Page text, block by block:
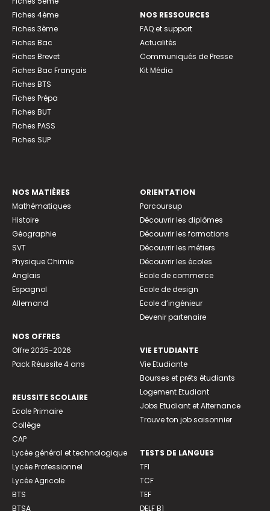
Fiches 4ème
Fiches 3ème
Fiches Bac
Fiches Brevet
Fiches Bac Français
Fiches BTS
Fiches Prépa
Fiches BUT
Fiches PASS
Fiches SUP
NOS RESSOURCES
FAQ et support
Actualités
Communiqués de Presse
Kit Média
NOS MATIÈRES
Mathématiques
Histoire
Géographie
SVT
Physique Chimie
Anglais
Espagnol
Allemand
NOS OFFRES
Offre 2025-2026
Pack Réussite 4 ans
REUSSITE SCOLAIRE
Ecole Primaire
Collège
CAP
Lycée général et technologique
Lycée Professionnel
Lycée Agricole
BTS
BTSA
ORIENTATION
Parcoursup
Découvrir les diplômes
Découvrir les formations
Découvrir les métiers
Découvrir les écoles
Ecole de commerce
Ecole de design
Ecole d’ingénieur
Devenir partenaire
VIE ETUDIANTE
Vie Etudiante
Bourses et prêts étudiants
Logement Etudiant
Jobs Etudiant et Alternance
Trouve ton job saisonnier
TESTS DE LANGUES
TFI
TCF
TEF
DELF B1